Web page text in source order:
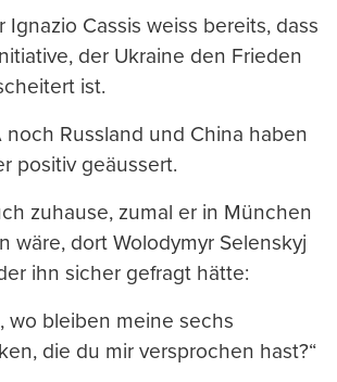
Ignazio Cassis weiss bereits, dass
der Ukraine den Frieden
ist.
noch Russland und China haben
positiv geäussert.
zuhause, zumal er in München
wäre, dort Wolodymyr Selenskyj
ihn sicher gefragt hätte:
wo bleiben meine sechs
die du mir versprochen hast?“